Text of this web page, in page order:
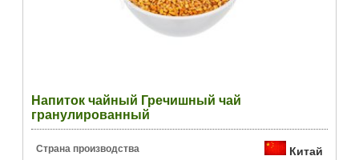
Напиток чайный Гречишный чай
гранулированный
Страна производства Китай